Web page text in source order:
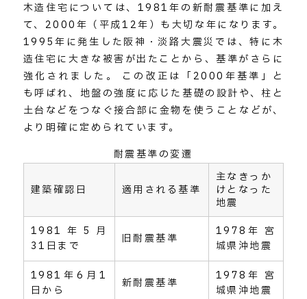
木造住宅については、1981年の新耐震基準に加え
て、2000年（平成12年）も大切な年になります。
1995年に発生した阪神・淡路大震災では、特に木
造住宅に大きな被害が出たことから、基準がさらに
強化されました。 この改正は「2000年基準」と
も呼ばれ、地盤の強度に応じた基礎の設計や、柱と
土台などをつなぐ接合部に金物を使うことなどが、
より明確に定められています。
耐震基準の変遷
建築確認日 適用される基準
主なきっか
けとなった
地震
1981年5月
31日まで
旧耐震基準
1978年 宮
城県沖地震
1981年6月1
日から
新耐震基準
1978年 宮
城県沖地震